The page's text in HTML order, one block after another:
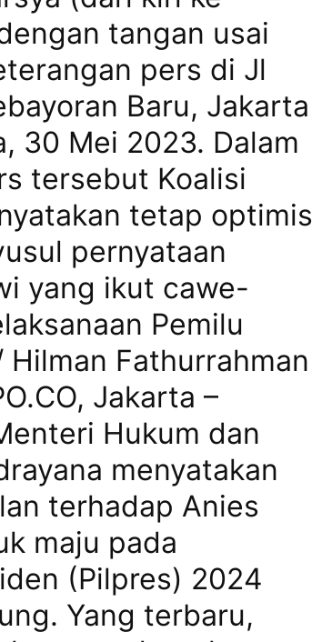
tangan usai
pers di Jl
Baru, Jakarta
30 Mei 2023. Dalam
tersebut Koalisi
tetap optimis
pernyataan
yang ikut cawe-
Pemilu
Hilman Fathurrahman
Jakarta –
Hukum dan
menyatakan
terhadap Anies
maju pada
(Pilpres) 2024
Yang terbaru,